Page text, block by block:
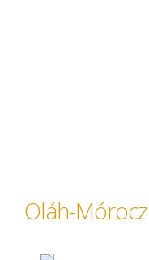
Oláh-